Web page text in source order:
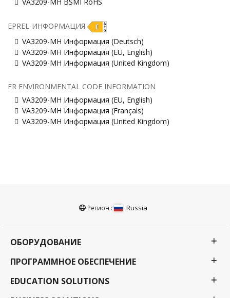
EPREL-ИНФОРМАЦИЯ
VA3209-MH Информация (Deutsch)
VA3209-MH Информация (EU, English)
VA3209-MH Информация (United Kingdom)
FR ENVIRONMENTAL CODE INFORMATION
VA3209-MH Информация (EU, English)
VA3209-MH Информация (Français)
VA3209-MH Информация (United Kingdom)
Регион : Russia
ОБОРУДОВАНИЕ
ПРОГРАММНОЕ ОБЕСПЕЧЕНИЕ
EDUCATION SOLUTIONS